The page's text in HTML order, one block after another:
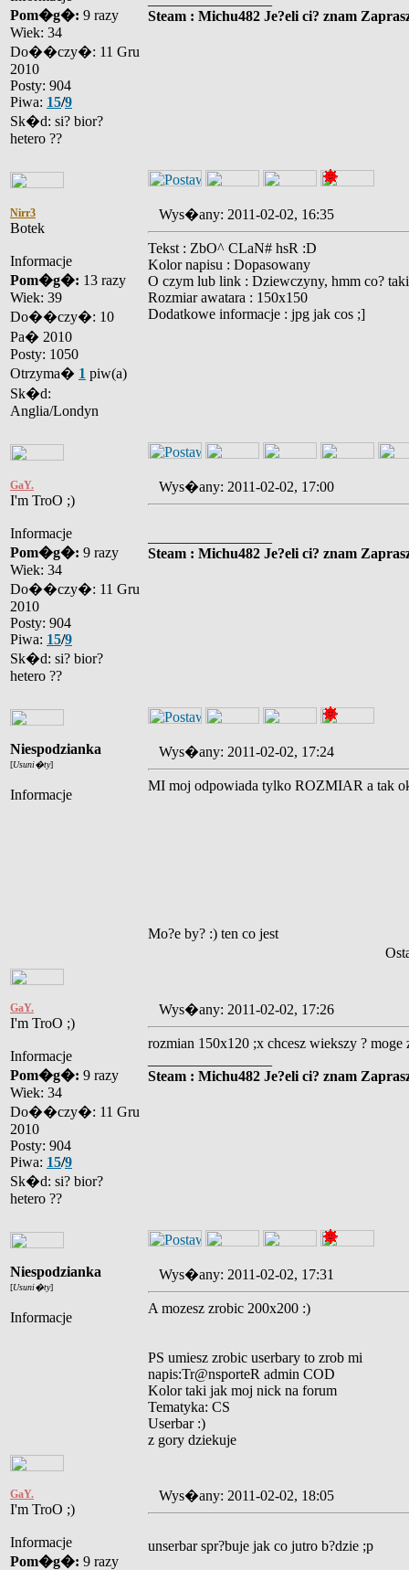
Pom�g�: 9 razy
Wiek: 34
Do��czy�: 11 Gru
2010
Posty: 904
Piwa: 15/9
Sk�d: si? bior?
hetero ??
Steam : Michu482 Je?eli ci? znam
Nirr3
Botek
Informacje
Pom�g�: 13 razy
Wiek: 39
Do��czy�: 10
Pa� 2010
Posty: 1050
Otrzyma� 1 piw(a)
Sk�d:
Anglia/Londyn
Wys�any: 2011-02-02, 16:35
Tekst : ZbO^ CLaN# hsR :D
Kolor napisu : Dopasowany
O czym lub link : Dziewczyny, hmm co?
Rozmiar awatara : 150x150
Dodatkowe informacje : jpg jak cos ;]
GaY.
I'm TroO ;)
Informacje
Pom�g�: 9 razy
Wiek: 34
Do��czy�: 11 Gru
2010
Posty: 904
Piwa: 15/9
Sk�d: si? bior?
hetero ??
Wys�any: 2011-02-02, 17:00
Steam : Michu482 Je?eli ci? znam
Niespodzianka
[Usuni�ty]
Informacje
Wys�any: 2011-02-02, 17:24
MI moj odpowiada tylko ROZMIAR a tak
Mo?e by? :) ten co jest
GaY.
I'm TroO ;)
Informacje
Pom�g�: 9 razy
Wiek: 34
Do��czy�: 11 Gru
2010
Posty: 904
Piwa: 15/9
Sk�d: si? bior?
hetero ??
Wys�any: 2011-02-02, 17:26
rozmian 150x120 ;x chcesz wiekszy ? moge
Steam : Michu482 Je?eli ci? znam
Niespodzianka
[Usuni�ty]
Informacje
Wys�any: 2011-02-02, 17:31
A mozesz zrobic 200x200 :)
PS umiesz zrobic userbary to zrob mi
napis:Tr@nsporteR admin COD
Kolor taki jak moj nick na forum
Tematyka: CS
Userbar :)
z gory dziekuje
GaY.
I'm TroO ;)
Informacje
Pom�g�: 9 razy
Wys�any: 2011-02-02, 18:05
unserbar spr?buje jak co jutro b?dzie ;p